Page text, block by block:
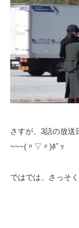
さすが、3話の放
~~~(〃▽〃)ﾎﾟｯ
ではでは、さっそ